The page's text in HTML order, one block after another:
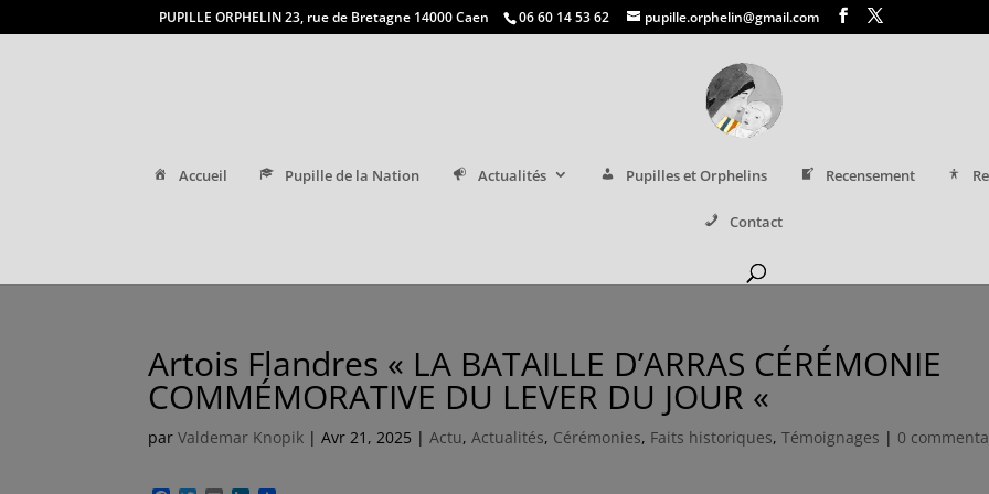
PUPILLE ORPHELIN 23, rue de Bretagne 14000 Caen 06 60 14 53 62 pupille.orphelin@gmail.com
Accueil Pupille de la Nation Actualités Pupilles et Orphelins Recensement
Contact
Artois Flandres « LA BATAILLE D’ARRAS CÉRÉMONIE
COMMÉMORATIVE DU LEVER DU JOUR «
parValdemar Knopik |Avr 21, 2025 |Actu,Actualités, Cérémonies, Faits historiques,Témoignages | 0